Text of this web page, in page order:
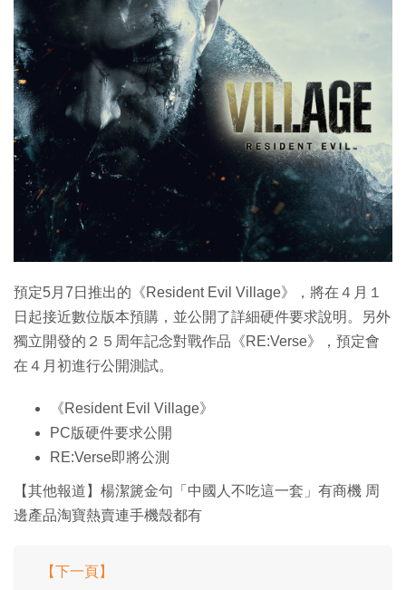
EduTech
IT Times
生成式AI與雲端應用
Enterprise Digital Transformation
特集
預定5月7日推出的《Resident Evil Village》，將在４月１
日起接近數位版本預購，並公開了詳細硬件要求說明。另外
獨立開發的２５周年記念對戰作品《RE:Verse》，預定會
在４月初進行公開測試。
《Resident Evil Village》
PC版硬件要求公開
RE:Verse即將公測
【其他報道】楊潔篪金句「中國人不吃這一套」有商機 周
邊產品淘寶熱賣連手機殼都有
【下一頁】